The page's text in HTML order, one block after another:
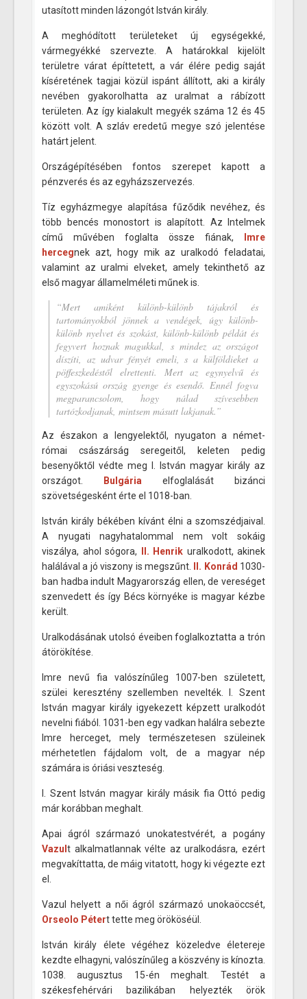
utasított minden lázongót István király.
A meghódított területeket új egységekké,
vármegyékké szervezte. A határokkal kijelölt
területre várat építtetett, a vár élére pedig saját
kíséretének tagjai közül ispánt állított, aki a király
nevében gyakorolhatta az uralmat a rábízott
területen. Az így kialakult megyék száma 12 és 45
között volt. A szláv eredetű megye szó jelentése
határt jelent.
Országépítésében fontos szerepet kapott a
pénzverés és az egyházszervezés.
Tíz egyházmegye alapítása fűződik nevéhez, és
több bencés monostort is alapított. Az Intelmek
című művében foglalta össze fiának,
Imre
hercegnek azt, hogy mik az uralkodó feladatai,
valamint az uralmi elveket, amely tekinthető az
első magyar államelméleti műnek is.
“Mert amiként különb-különb tájakról és
tartományokból jönnek a vendégek, úgy különb-
különb nyelvet és szokást, különb-különb példát és
fegyvert hoznak magukkal, s mindez az országot
díszíti, az udvar fényét emeli, s a külföldieket a
pöffeszkedéstől elrettenti. Mert az egynyelvű és
egyszokású ország gyenge és esendő. Ennél fogva
megparancsolom, hogy nálad szívesebben
tartózkodjanak, mintsem másutt lakjanak.”
Az északon a lengyelektől, nyugaton a német-
római császárság seregeitől, keleten pedig
besenyőktől védte meg I. István magyar király az
országot.
Bulgária elfoglalását bizánci
szövetségesként érte el 1018-ban.
István király békében kívánt élni a szomszédjaival.
A nyugati nagyhatalommal nem volt sokáig
viszálya, ahol sógora,
II. Henrik uralkodott, akinek
halálával a jó viszony is megszűnt.
II. Konrád 1030-
ban hadba indult Magyarország ellen, de vereséget
szenvedett és így Bécs környéke is magyar kézbe
került.
Uralkodásának utolsó éveiben foglalkoztatta a trón
átörökítése.
Imre nevű fia valószínűleg 1007-ben született,
szülei keresztény szellemben nevelték. I. Szent
István magyar király igyekezett képzett uralkodót
nevelni fiából. 1031-ben egy vadkan halálra sebezte
Imre herceget, mely természetesen szüleinek
mérhetetlen fájdalom volt, de a magyar nép
számára is óriási veszteség.
I. Szent István magyar király másik fia Ottó pedig
már korábban meghalt.
Apai ágról származó unokatestvérét, a pogány
Vazul t alkalmatlannak vélte az uralkodásra, ezért
megvakíttatta, de máig vitatott, hogy ki végezte ezt
el.
Vazul helyett a női ágról származó unokaöccsét,
Orseolo Pétert tette meg örököséül.
István király élete végéhez közeledve életereje
kezdte elhagyni, valószínűleg a köszvény is kínozta.
1038. augusztus 15-én meghalt. Testét a
székesfehérvári bazilikában helyezték örök